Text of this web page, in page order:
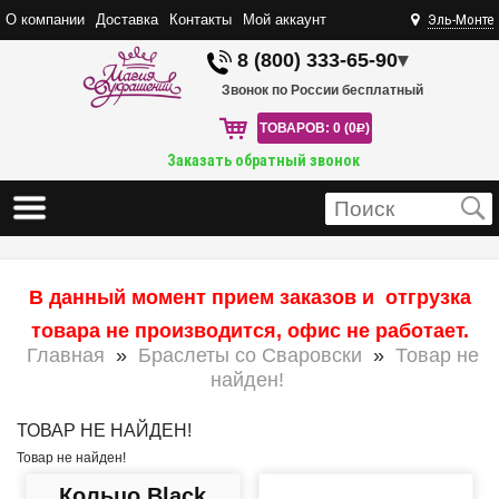
О компании Доставка Контакты Мой аккаунт Эль-Монте
8 (800) 333-65-90▾
Звонок по России бесплатный
ТОВАРОВ: 0 (0R)
Заказать обратный звонок
В данный момент прием заказов и отгрузка
товара не производится, офис не работает.
Главная » Браслеты со Сваровски » Товар не
найден!
ТОВАР НЕ НАЙДЕН!
Товар не найден!